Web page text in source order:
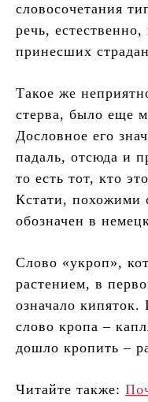
словосочетания
речь,
принесших
Такое же
стерва, было еще
Дословное его
падаль, отсюда и
то есть тот, кто
Кстати, похожими
обозначен в
Слово «укроп»,
растением, в
означало кипяток.
слово кропа –
дошло кропить –
Читайте также: